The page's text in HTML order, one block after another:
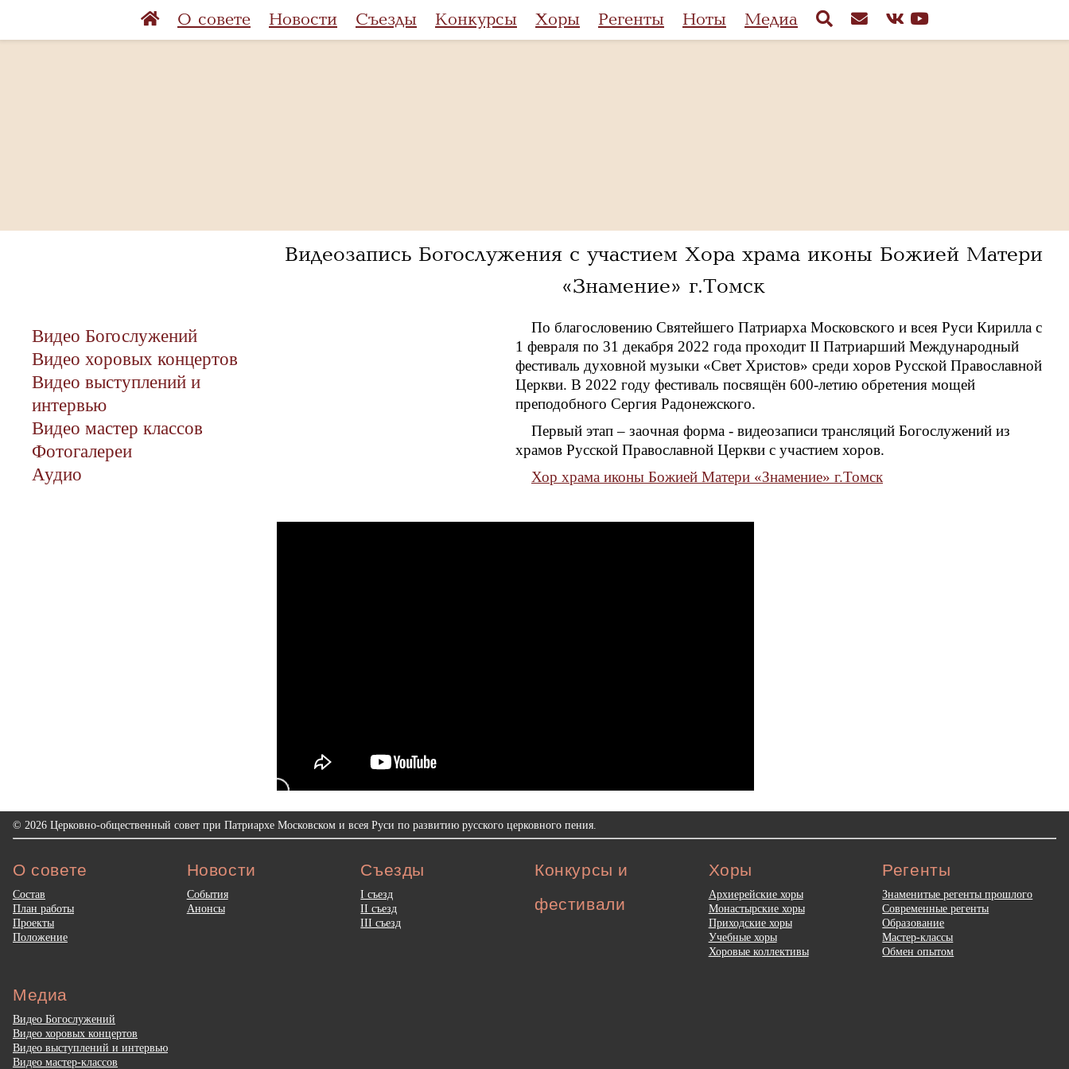
О совете Новости Съезды Конкурсы Хоры Регенты Ноты Медиа
Видеозапись Богослужения с участием Хора храма иконы Божией Матери
«Знамение» г.Томск
Видео Богослужений
Видео хоровых концертов
Видео выступлений и
интервью
Видео мастер классов
Фотогалереи
Аудио
По благословению Святейшего Патриарха Московского и всея Руси Кирилла с
1 февраля по 31 декабря 2022 года проходит II Патриарший Международный
фестиваль духовной музыки «Свет Христов» среди хоров Русской Православной
Церкви. В 2022 году фестиваль посвящён 600-летию обретения мощей
преподобного Сергия Радонежского.
Первый этап – заочная форма - видеозаписи трансляций Богослужений из
храмов Русской Православной Церкви с участием хоров.
Хор храма иконы Божией Матери «Знамение» г.Томск
© 2026 Церковно-общественный совет при Патриархе Московском и всея Руси по развитию русского церковного пения.
О совете
Состав
План работы
Проекты
Положение
Новости
События
Анонсы
Съезды
I съезд
II съезд
III съезд
Конкурсы и
фестивали
Хоры
Архиерейские хоры
Монастырские хоры
Приходские хоры
Учебные хоры
Хоровые коллективы
Регенты
Знаменитые регенты прошлого
Современные регенты
Образование
Мастер-классы
Обмен опытом
Медиа
Видео Богослужений
Видео хоровых концертов
Видео выступлений и интервью
Видео мастер-классов